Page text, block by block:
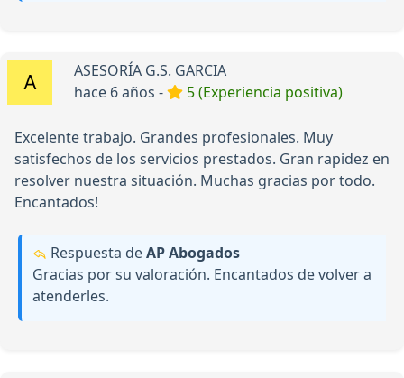
ASESORÍA G.S. GARCIA
hace 6 años -
5 (Experiencia positiva)
Excelente trabajo. Grandes profesionales. Muy
satisfechos de los servicios prestados. Gran rapidez en
resolver nuestra situación. Muchas gracias por todo.
Encantados!
Respuesta deAP Abogados
Gracias por su valoración. Encantados de volver a
atenderles.